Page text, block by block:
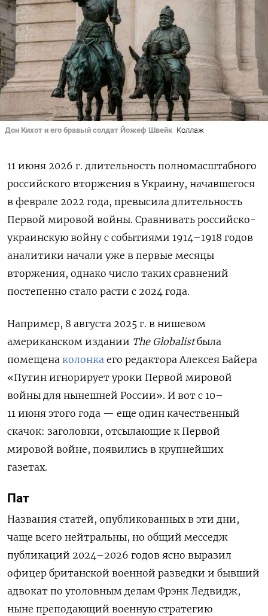
Дон Кихот и его бравый солдат Йожеф Швейк Коллаж
11 июня 2026 г. длительность полномасштабного
российского вторжения в Украину, начавшегося
в феврале 2022 года, превысила длительность
Первой мировой войны. Сравнивать российско-
украинскую войну с событиями 1914–1918 годов
аналитики начали уже в первые месяцы
вторжения, однако число таких сравнений
постепенно стало расти с 2024 года.
Например, 8 августа 2025 г. в нишевом
американском издании The Globalistбыла
помещена колонка его редактора Алексея Байера
«Путин игнорирует уроки Первой мировой
войны для нынешней России». И вот с 10–
11 июня этого года — еще один качественный
скачок: заголовки, отсылающие к Первой
мировой войне, появились в крупнейших
газетах.
Пат
Названия статей, опубликованных в эти дни,
чаще всего нейтральны, но общий месседж
публикаций 2024–2026 годов ясно выразил
офицер британской военной разведки и бывший
адвокат по уголовным делам Фрэнк Ледвидж,
ныне преподающий военную стратегию